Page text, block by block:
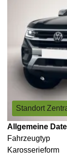
Standort
Allgemeine
Fahrzeugtyp
Karosserieform